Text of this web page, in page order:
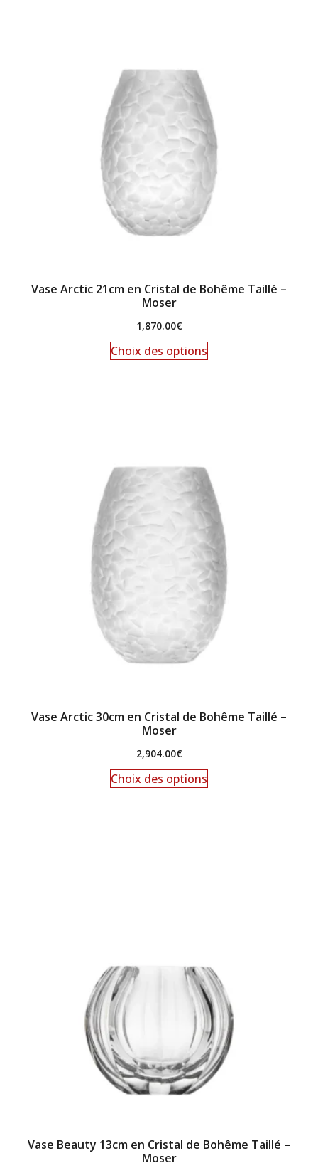
Vase Arctic 21cm en Cristal de Bohême Taillé –
Moser
1,870.00€
Choix des options
Vase Arctic 30cm en Cristal de Bohême Taillé –
Moser
2,904.00€
Choix des options
Vase Beauty 13cm en Cristal de Bohême Taillé –
Moser